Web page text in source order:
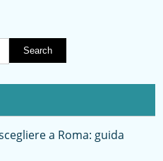
a Roma: guida